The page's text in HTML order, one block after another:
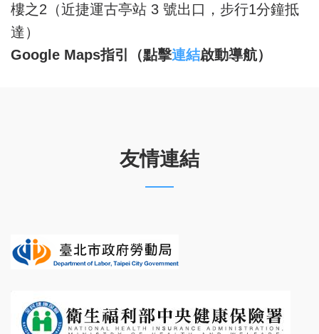
樓之2（近捷運古亭站 3 號出口，步行1分鐘抵
達）
Google Maps指引（點擊連結啟動導航）
友情連結